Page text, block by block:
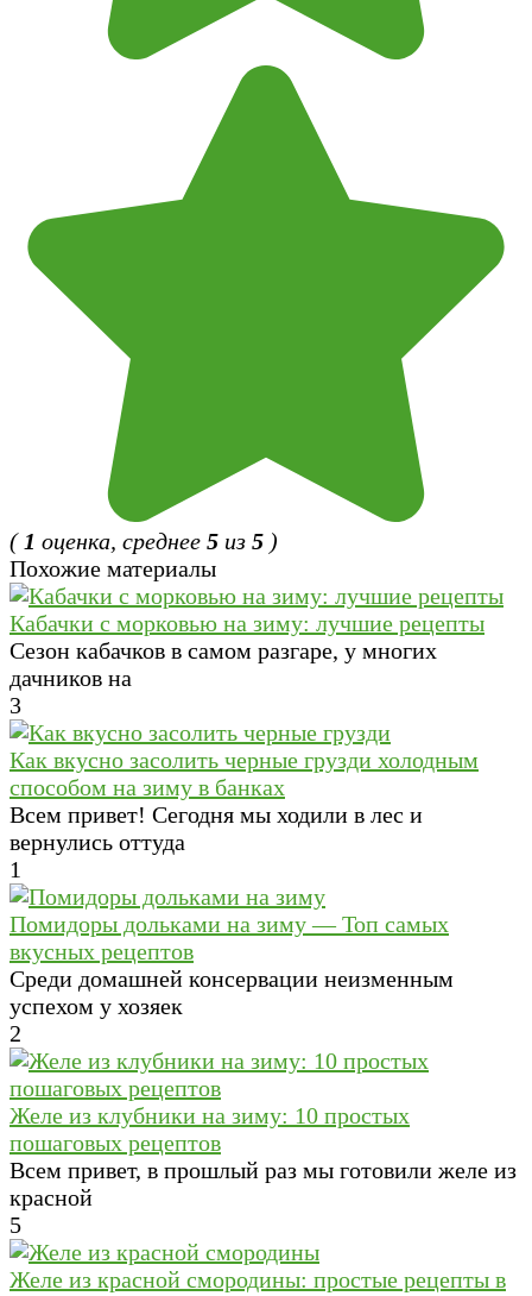
( 1 оценка, среднее 5 из 5 )
Похожие материалы
Кабачки с морковью на зиму: лучшие рецепты
Сезон кабачков в самом разгаре, у многих
дачников на
3
Как вкусно засолить черные грузди холодным
способом на зиму в банках
Всем привет! Сегодня мы ходили в лес и
вернулись оттуда
1
Помидоры дольками на зиму — Топ самых
вкусных рецептов
Среди домашней консервации неизменным
успехом у хозяек
2
Желе из клубники на зиму: 10 простых
пошаговых рецептов
Всем привет, в прошлый раз мы готовили желе из
красной
5
Желе из красной смородины: простые рецепты в